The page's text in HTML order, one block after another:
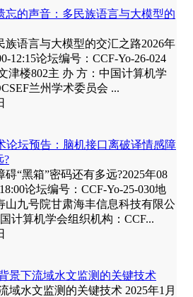
忘的声⾳：多民族语言与大模型的
族语言与大模型的交汇之路2026年
12:15论坛编号：CCF-Yo-26-024
津楼802主 办 方：中国计算机学
兰州学术委员会 ...
论坛预告：脑机接口离破译情感障
?
“黑箱”密码还有多远?2025年08
论坛编号：CCF-Yo-25-030地
山九号院甘肃海丰信息科技有限公
计算机学会组织机构：CCF...
景下流域水文监测的关键技术
域水文监测的关键技术 2025年1月